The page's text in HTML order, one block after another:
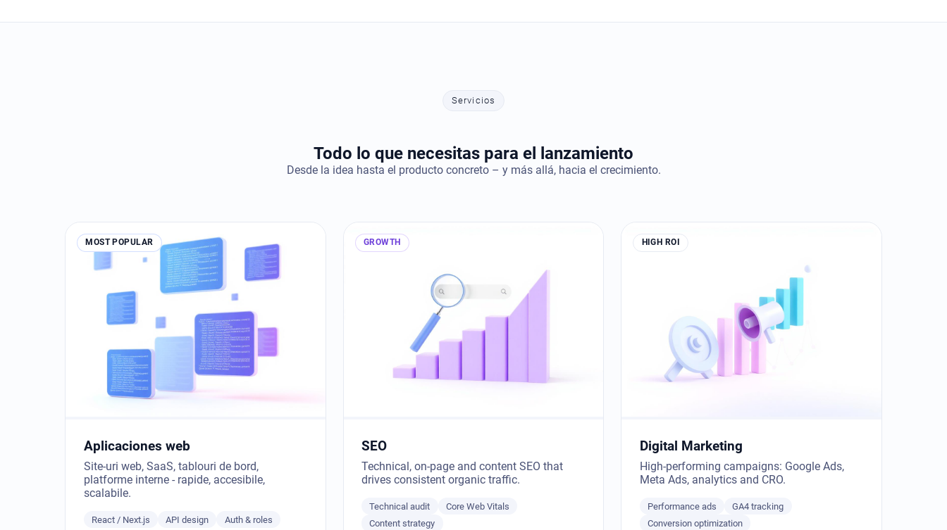
Servicios
Todo lo que necesitas para el lanzamiento
Desde la idea hasta el producto concreto – y más allá, hacia el crecimiento.
MOST POPULAR
Aplicaciones web
Site-uri web, SaaS, tablouri de bord,
platforme interne - rapide, accesibile,
scalabile.
React / Next.js API design Auth & roles
GROWTH
SEO
Technical, on-page and content SEO that
drives consistent organic traffic.
Technical audit
Core Web Vitals
Content strategy
HIGH ROI
Digital Marketing
High-performing campaigns: Google Ads,
Meta Ads, analytics and CRO.
Performance ads
GA4 tracking
Conversion optimization